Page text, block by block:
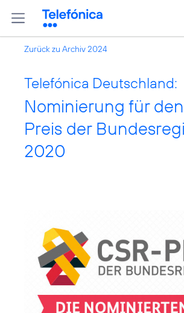
Zurück zu Archiv 2024
Telefónica Deutschland:
Nominierung für
Preis der
2020